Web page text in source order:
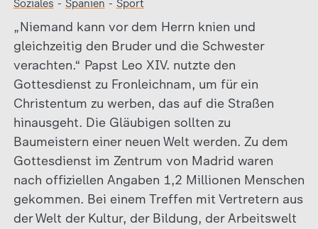
Soziales - Spanien - Sport
„Niemand kann vor dem Herrn knien und
gleichzeitig den Bruder und die Schwester
verachten.“ Papst Leo XIV. nutzte den
Gottesdienst zu Fronleichnam, um für ein
Christentum zu werben, das auf die Straßen
hinausgeht. Die Gläubigen sollten zu
Baumeistern einer neuen Welt werden. Zu dem
Gottesdienst im Zentrum von Madrid waren
nach offiziellen Angaben 1,2 Millionen Menschen
gekommen. Bei einem Treffen mit Vertretern aus
der Welt der Kultur, der Bildung, der Arbeitswelt